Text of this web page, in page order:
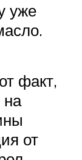
уже
факт,
на
от